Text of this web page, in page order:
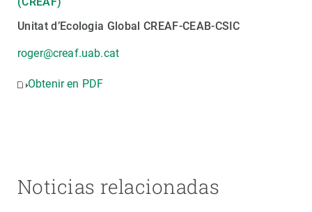
Unitat d’Ecologia Global CREAF-CEAB-CSIC
roger@creaf.uab.cat
Obtenir en PDF
Noticias relacionadas